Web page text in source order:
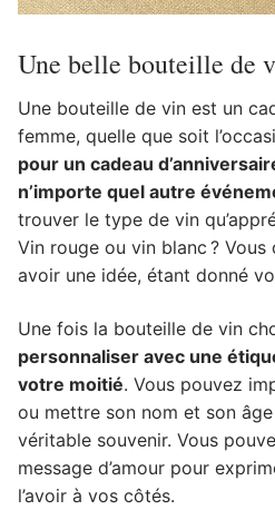
Une belle bouteille de
Une bouteille de vin est un
femme, quelle que soit
pour un cadeau
n’importe quel autre
trouver le type de vin
Vin rouge ou vin blanc ?
avoir une idée, étant donné
Une fois la bouteille de vin
personnaliser avec une
votre moitié. Vous pouvez
ou mettre son nom et son
véritable souvenir. Vous
message d’amour pour
l’avoir à vos côtés.